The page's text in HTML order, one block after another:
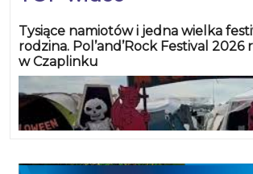
Tysiące namiotów i jedna wielka
rodzina. Pol’and’Rock Festival 2026
w Czaplinku